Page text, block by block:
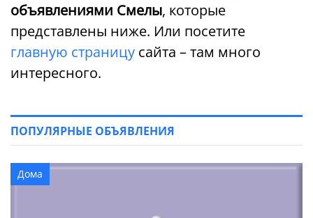
объявлениями Смелы, которые
представлены ниже. Или посетите
главную страницу сайта – там много
интересного.
ПОПУЛЯРНЫЕ ОБЪЯВЛЕНИЯ
Дома